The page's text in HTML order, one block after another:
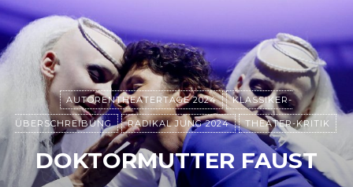
AUTORENTHEATERTAGE 2024 KLASSIKER-
ÜBERSCHREIBUNG RADIKAL JUNG 2024 THEATER-KRITIK
DOKTORMUTTER FAUST